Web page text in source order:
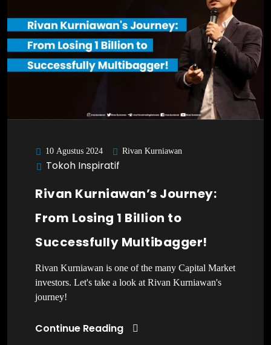
10 Agustus 2024 Rivan Kurniawan
Tokoh Inspiratif
Rivan Kurniawan’s Journey:
From Losing 1 Billion to
Successfully Multibagger!
Rivan Kurniawan is one of the many Capital Market
investors. Let's take a look at Rivan Kurniawan's
journey!
Continue Reading